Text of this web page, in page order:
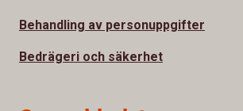
Behandling av personuppgifter
Bedrägeri och säkerhet